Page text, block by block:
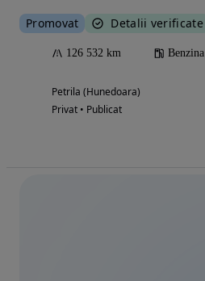
Promovat Detalii verificate
126 532 km Benzina
Petrila (Hunedoara)
Privat • Publicat